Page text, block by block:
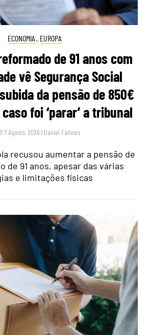
ECONOMIA , EUROPA
de 91 anos com
vê Segurança Social
da pensão de 850€
foi ‘parar’ a tribunal
7 Agosto, 2026 | Daniel Fallows
recusou aumentar a pensão de
de 91 anos, apesar das várias
e limitações físicas